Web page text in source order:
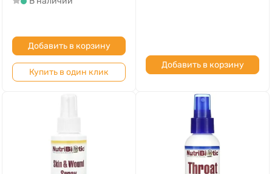
Добавить в корзину
Купить в один клик
Добавить в корзину